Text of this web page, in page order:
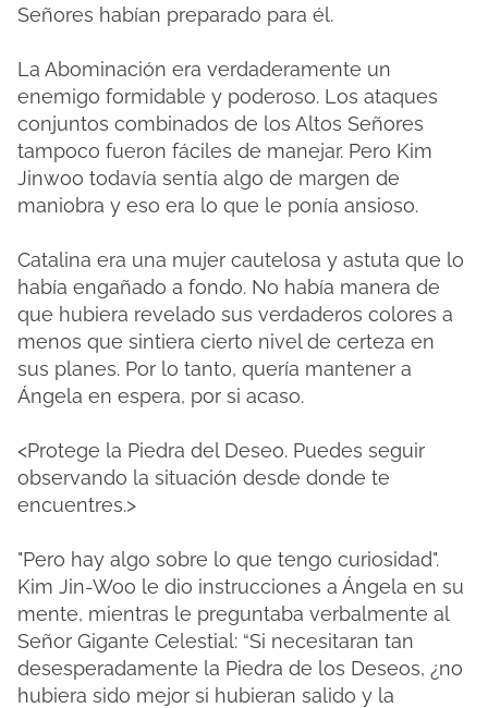
Señores habían preparado para él.
La Abominación era verdaderamente un
enemigo formidable y poderoso. Los ataques
conjuntos combinados de los Altos Señores
tampoco fueron fáciles de manejar. Pero Kim
Jinwoo todavía sentía algo de margen de
maniobra y eso era lo que le ponía ansioso.
Catalina era una mujer cautelosa y astuta que lo
había engañado a fondo. No había manera de
que hubiera revelado sus verdaderos colores a
menos que sintiera cierto nivel de certeza en
sus planes. Por lo tanto, quería mantener a
Ángela en espera, por si acaso.
<Protege la Piedra del Deseo. Puedes seguir
observando la situación desde donde te
encuentres.>
"Pero hay algo sobre lo que tengo curiosidad".
Kim Jin-Woo le dio instrucciones a Ángela en su
mente, mientras le preguntaba verbalmente al
Señor Gigante Celestial: “Si necesitaran tan
desesperadamente la Piedra de los Deseos, ¿no
hubiera sido mejor si hubieran salido y la